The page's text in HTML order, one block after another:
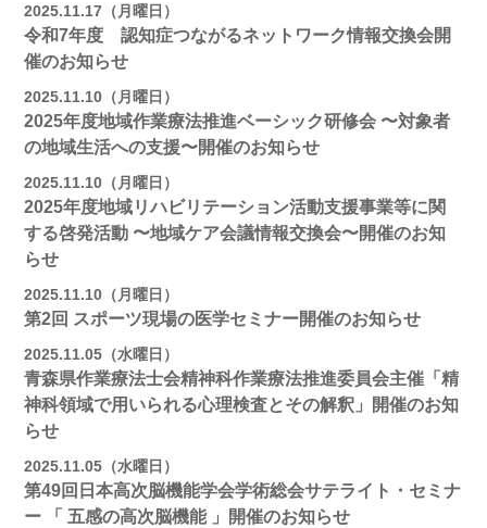
2025.11.17（月曜日）
令和7年度 認知症つながるネットワーク情報交換会開
催のお知らせ
2025.11.10（月曜日）
2025年度地域作業療法推進ベーシック研修会 〜対象者
の地域⽣活への⽀援〜開催のお知らせ
2025.11.10（月曜日）
2025年度地域リハビリテーション活動⽀援事業等に関
する啓発活動 〜地域ケア会議情報交換会〜開催のお知
らせ
2025.11.10（月曜日）
第2回 スポーツ現場の医学セミナー開催のお知らせ
2025.11.05（水曜日）
青森県作業療法士会精神科作業療法推進委員会主催「精
神科領域で用いられる心理検査とその解釈」開催のお知
らせ
2025.11.05（水曜日）
第49回日本高次脳機能学会学術総会サテライト・セミナ
ー 「 五感の高次脳機能 」開催のお知らせ